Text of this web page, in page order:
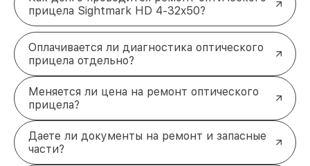
прицела Sightmark HD 4-32x50?
Оплачивается ли диагностика оптического
прицела отдельно?
Меняется ли цена на ремонт оптического
прицела?
Даете ли документы на ремонт и запасные
части?